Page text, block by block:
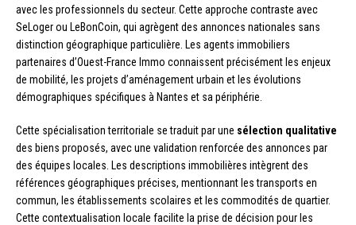
avec les professionnels du secteur. Cette approche contraste avec
SeLoger ou LeBonCoin, qui agrègent des annonces nationales sans
distinction géographique particulière. Les agents immobiliers
partenaires d’Ouest-France Immo connaissent précisément les enjeux
de mobilité, les projets d’aménagement urbain et les évolutions
démographiques spécifiques à Nantes et sa périphérie.
Cette spécialisation territoriale se traduit par une sélection qualitative
des biens proposés, avec une validation renforcée des annonces par
des équipes locales. Les descriptions immobilières intègrent des
références géographiques précises, mentionnant les transports en
commun, les établissements scolaires et les commodités de quartier.
Cette contextualisation locale facilite la prise de décision pour les